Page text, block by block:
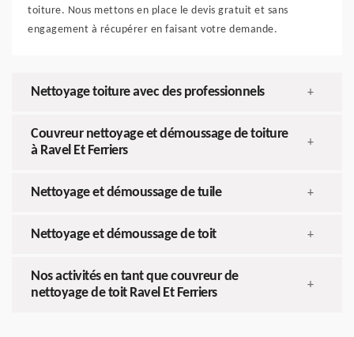
toiture. Nous mettons en place le devis gratuit et sans
engagement à récupérer en faisant votre demande.
Nettoyage toiture avec des professionnels +
Couvreur nettoyage et démoussage de toiture
à Ravel Et Ferriers
+
Nettoyage et démoussage de tuile +
Nettoyage et démoussage de toit +
Nos activités en tant que couvreur de
nettoyage de toit Ravel Et Ferriers
+